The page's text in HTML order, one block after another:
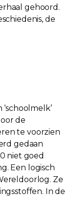
gehoord.
de
de
te voorzien
gedaan
niet goed
Een logisch
Ze
In de